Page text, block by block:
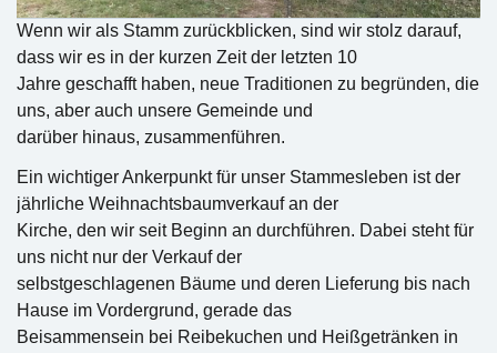
Wenn wir als Stamm zurückblicken, sind wir stolz darauf,
dass wir es in der kurzen Zeit der letzten 10
Jahre geschafft haben, neue Traditionen zu begründen, die
uns, aber auch unsere Gemeinde und
darüber hinaus, zusammenführen.
Ein wichtiger Ankerpunkt für unser Stammesleben ist der
jährliche Weihnachtsbaumverkauf an der
Kirche, den wir seit Beginn an durchführen. Dabei steht für
uns nicht nur der Verkauf der
selbstgeschlagenen Bäume und deren Lieferung bis nach
Hause im Vordergrund, gerade das
Beisammensein bei Reibekuchen und Heißgetränken in